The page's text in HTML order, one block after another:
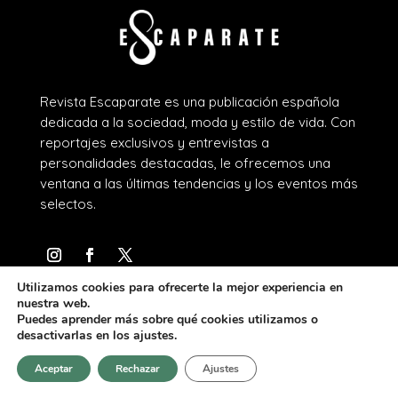
Revista Escaparate es una publicación española
dedicada a la sociedad, moda y estilo de vida. Con
reportajes exclusivos y entrevistas a
personalidades destacadas, le ofrecemos una
ventana a las últimas tendencias y los eventos más
selectos.
REVISTA ESCAPARATE
Cartas del Director
Entrevista a…
Utilizamos cookies para ofrecerte la mejor experiencia en
nuestra web.
Puedes aprender más sobre qué cookies utilizamos o
desactivarlas en los ajustes.
Aceptar Rechazar Ajustes